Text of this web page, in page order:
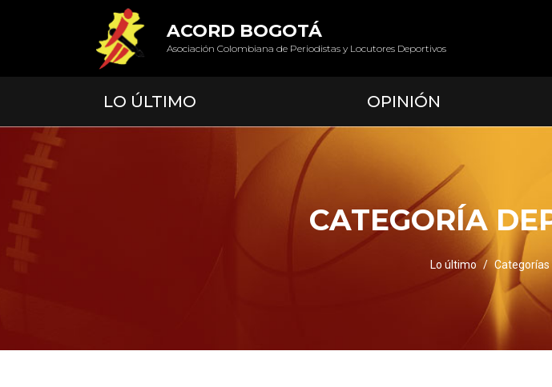
ACORD BOGOTÁ
Asociación Colombiana de Periodistas y Locutores Deportivos
LO ÚLTIMO OPINIÓN
CATEGORÍA
Lo último Categorías